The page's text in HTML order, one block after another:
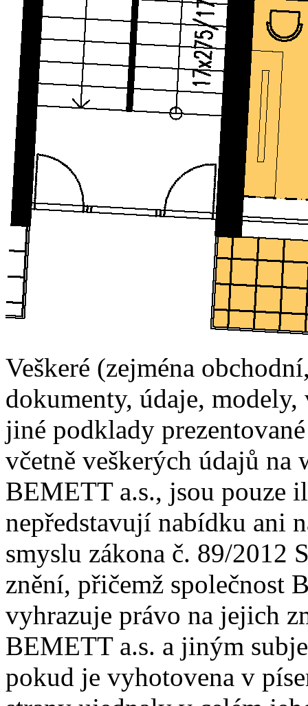
Veškeré (zejména
dokumenty, údaje,
jiné podklady
včetně veškerých údajů na
BEMETT a.s., jsou pouze
nepředstavují nabídku ani
smyslu zákona č. 89/2012
znění, přičemž společnost
vyhrazuje právo na jejich
BEMETT a.s. a jiným
pokud je vyhotovena v